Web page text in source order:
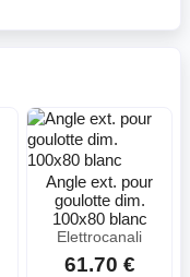
Angle ext. pour
goulotte dim.
100x80 blanc
Elettrocanali
61.70 €